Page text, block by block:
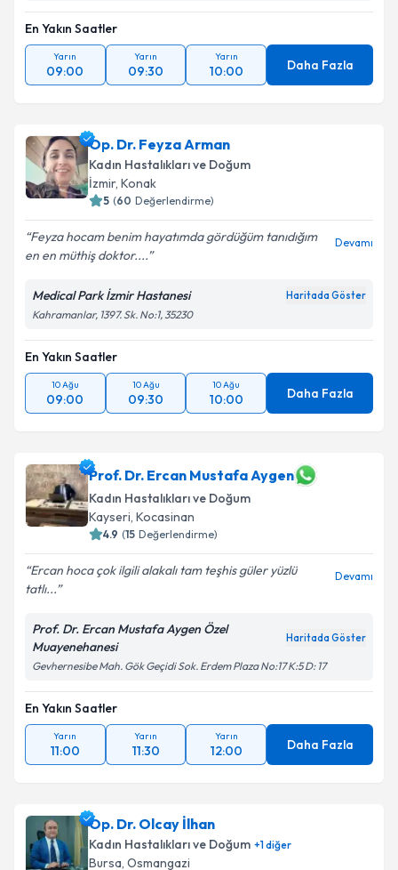
En Yakın Saatler
Yarın
09:00
Yarın
09:30
Yarın
10:00 Daha Fazla
Op. Dr. Feyza Arman
Kadın Hastalıkları ve Doğum
İzmir, Konak
5 (60 Değerlendirme)
Feyza hocam benim hayatımda gördüğüm tanıdığım
en en müthiş doktor....
Devamı
Medical Park İzmir Hastanesi Haritada Göster
Kahramanlar, 1397. Sk. No:1, 35230
En Yakın Saatler
10 Ağu
09:00
10 Ağu
09:30
10 Ağu
10:00 Daha Fazla
Prof. Dr. Ercan Mustafa Aygen
Kadın Hastalıkları ve Doğum
Kayseri, Kocasinan
4.9 (15 Değerlendirme)
Ercan hoca çok ilgili alakalı tam teşhis güler yüzlü
tatlı...
Devamı
Prof. Dr. Ercan Mustafa Aygen Özel
Muayenehanesi
Haritada Göster
Gevhernesibe Mah. Gök Geçidi Sok. Erdem Plaza No:17 K:5 D: 17
En Yakın Saatler
Yarın
11:00
Yarın
11:30
Yarın
12:00 Daha Fazla
Op. Dr. Olcay İlhan
Kadın Hastalıkları ve Doğum +1diğer
Bursa, Osmangazi